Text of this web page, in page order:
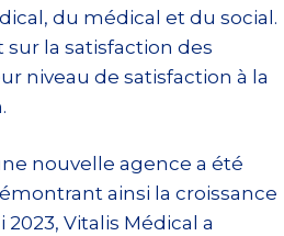
du médical et du social.
sur la satisfaction des
niveau de satisfaction à la
nouvelle agence a été
ainsi la croissance
Vitalis Médical a